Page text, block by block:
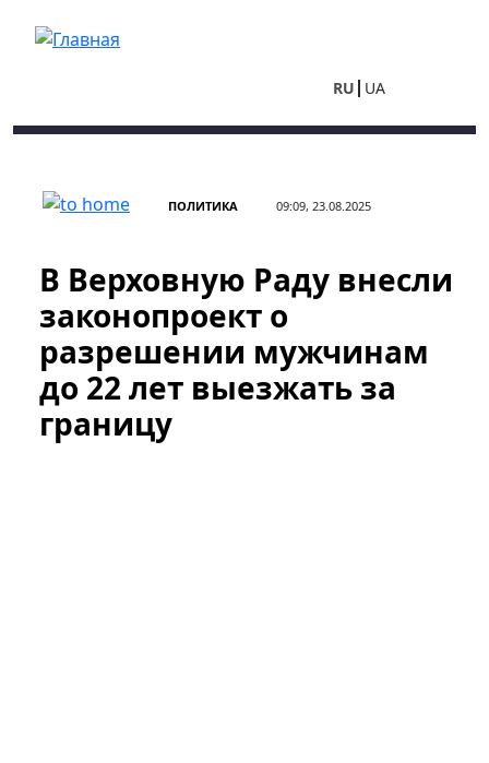
RU UA
ПОЛИТИКА 09:09, 23.08.2025
В Верховную Раду внесли
законопроект о
разрешении мужчинам
до 22 лет выезжать за
границу